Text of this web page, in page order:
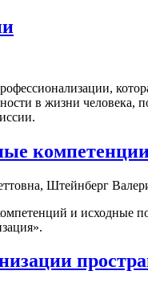
в жизни
Штейнберг
и исходные